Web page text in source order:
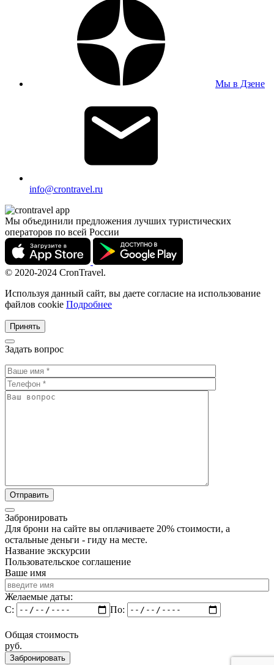
Мы в Дзене
info@crontravel.ru
Мы объединили предложения лучших туристических
операторов по всей России
© 2020-2024 CronTravel.
Используя данный сайт, вы даете согласие на использование
файлов cookie Подробнее
Принять
Задать вопрос
Забронировать
Для брони на сайте вы оплачиваете 20% стоимости, а
остальные деньги - гиду на месте.
Название экскурсии
Пользовательское соглашение
Ваше имя
Желаемые даты:
C:
По:
Общая стоимость
руб.
Забронировать